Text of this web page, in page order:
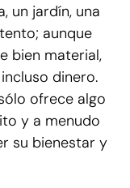
un jardín, una
aunque
bien material,
dinero.
ofrece algo
y a menudo
su bienestar y